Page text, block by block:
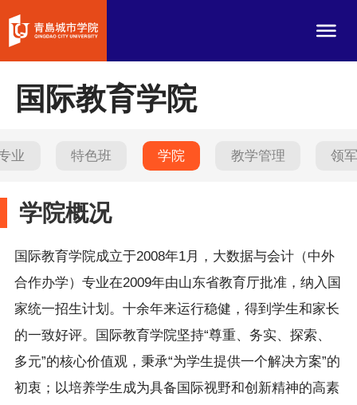
国际教育学院
业 特色班 学院 教学管理 领
学院概况
国际教育学院成立于2008年1月，大数据与会计（中外
合作办学）专业在2009年由山东省教育厅批准，纳入国
家统一招生计划。十余年来运行稳健，得到学生和家长
的一致好评。国际教育学院坚持“尊重、务实、探索、
多元”的核心价值观，秉承“为学生提供一个解决方案”的
初衷；以培养学生成为具备国际视野和创新精神的高素